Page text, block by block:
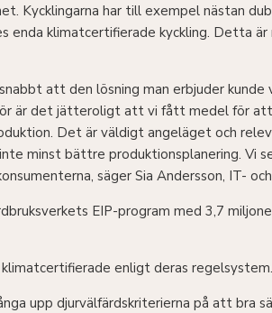
Kycklingarna har till exempel nästan
enda klimatcertifierade kyckling. Detta
att den lösning man erbjuder
är det jätteroligt att vi fått medel för
Det är väldigt angeläget och
minst bättre produktionsplanering. Vi
säger Sia Andersson, IT-
EIP-program med 3,7
enligt deras regelsystem.
upp djurvälfärdskriterierna på att bra